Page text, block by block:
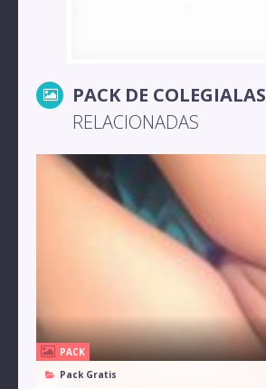
PACK DE COLEGIALAS
RELACIONADAS
PACK
Pack Gratis